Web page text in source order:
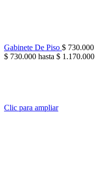
Gabinete De Piso $ 730.000
$ 730.000 hasta $ 1.170.000
Clic para ampliar